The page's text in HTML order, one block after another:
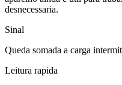
desnecessaria.
Sinal
Queda somada a carga
Leitura rapida